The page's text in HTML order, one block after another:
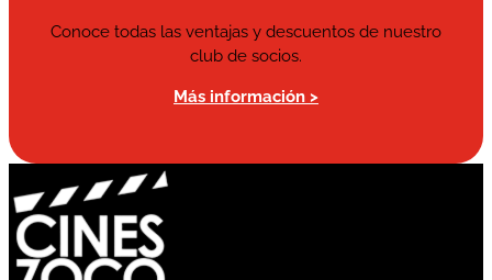
Conoce todas las ventajas y descuentos de nuestro
club de socios.
Más información >